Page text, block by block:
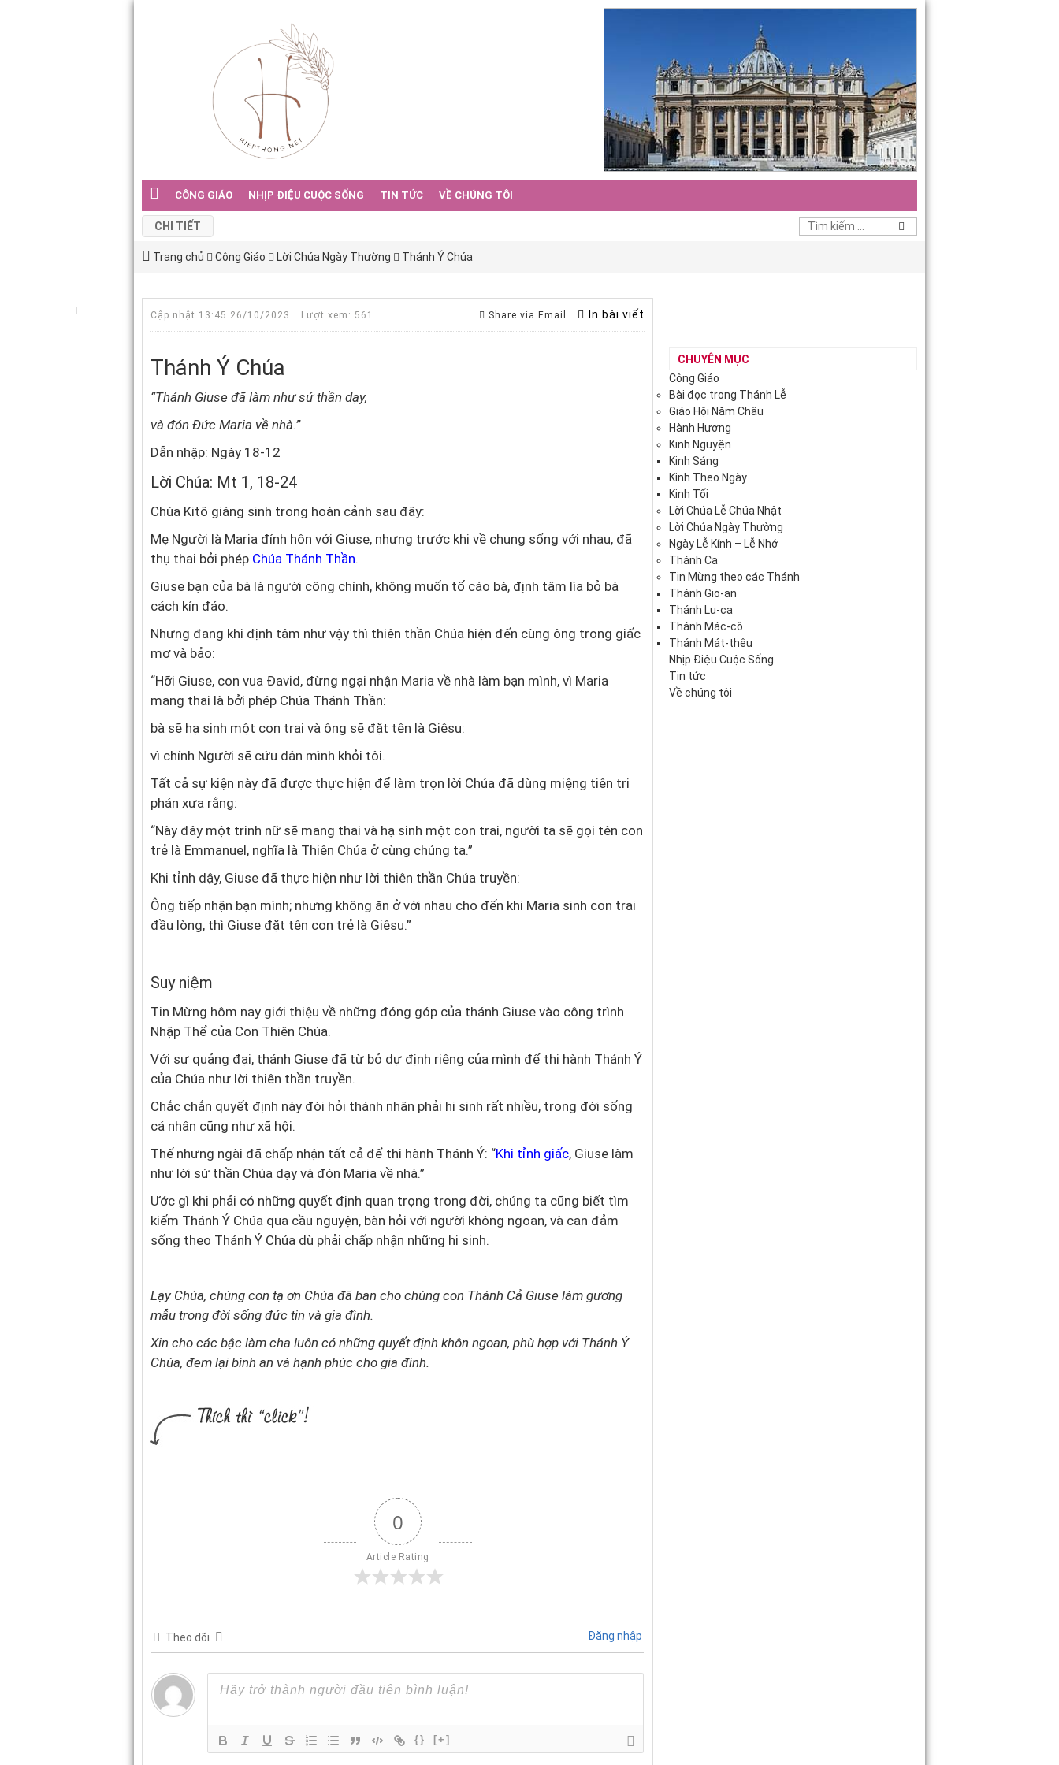
CÔNG GIÁO NHỊP ĐIỆU CUỘC SỐNG TIN TỨC VỀ CHÚNG TÔI
CHI TIẾT
Trang chủ Công Giáo Lời Chúa Ngày Thường Thánh Ý Chúa
Cập nhật 13:45 26/10/2023 Lượt xem: 561 Share via Email In bài viết
Thánh Ý Chúa
“Thánh Giuse đã làm như sứ thần dạy,
và đón Đức Maria về nhà.”
Dẫn nhập: Ngày 18-12
Lời Chúa: Mt 1, 18-24
Chúa Kitô giáng sinh trong hoàn cảnh sau đây:
Mẹ Người là Maria đính hôn với Giuse, nhưng trước khi về chung sống với nhau, đã
thụ thai bởi phép Chúa Thánh Thần.
Giuse bạn của bà là người công chính, không muốn tố cáo bà, định tâm lìa bỏ bà
cách kín đáo.
Nhưng đang khi định tâm như vậy thì thiên thần Chúa hiện đến cùng ông trong giấc
mơ và bảo:
“Hỡi Giuse, con vua Đavid, đừng ngại nhận Maria về nhà làm bạn mình, vì Maria
mang thai là bởi phép Chúa Thánh Thần:
bà sẽ hạ sinh một con trai và ông sẽ đặt tên là Giêsu:
vì chính Người sẽ cứu dân mình khỏi tôi.
Tất cả sự kiện này đã được thực hiện để làm trọn lời Chúa đã dùng miệng tiên tri
phán xưa rằng:
“Này đây một trinh nữ sẽ mang thai và hạ sinh một con trai, người ta sẽ gọi tên con
trẻ là Emmanuel, nghĩa là Thiên Chúa ở cùng chúng ta.”
Khi tỉnh dậy, Giuse đã thực hiện như lời thiên thần Chúa truyền:
Ông tiếp nhận bạn mình; nhưng không ăn ở với nhau cho đến khi Maria sinh con trai
đầu lòng, thì Giuse đặt tên con trẻ là Giêsu.”
Suy niệm
Tin Mừng hôm nay giới thiệu về những đóng góp của thánh Giuse vào công trình
Nhập Thể của Con Thiên Chúa.
Với sự quảng đại, thánh Giuse đã từ bỏ dự định riêng của mình để thi hành Thánh Ý
của Chúa như lời thiên thần truyền.
Chắc chắn quyết định này đòi hỏi thánh nhân phải hi sinh rất nhiều, trong đời sống
cá nhân cũng như xã hội.
Thế nhưng ngài đã chấp nhận tất cả để thi hành Thánh Ý: “Khi tỉnh giấc, Giuse làm
như lời sứ thần Chúa dạy và đón Maria về nhà.”
Ước gì khi phải có những quyết định quan trọng trong đời, chúng ta cũng biết tìm
kiếm Thánh Ý Chúa qua cầu nguyện, bàn hỏi với người không ngoan, và can đảm
sống theo Thánh Ý Chúa dù phải chấp nhận những hi sinh.
Lạy Chúa, chúng con tạ ơn Chúa đã ban cho chúng con Thánh Cả Giuse làm gương
mẫu trong đời sống đức tin và gia đình.
Xin cho các bậc làm cha luôn có những quyết định khôn ngoan, phù hợp với Thánh Ý
Chúa, đem lại bình an và hạnh phúc cho gia đình.
0
Article Rating
Theo dõi Đăng nhập
{} [+]
CHUYÊN MỤC
Công Giáo
Bài đọc trong Thánh Lễ
Giáo Hội Năm Châu
Hành Hương
Kinh Nguyện
Kinh Sáng
Kinh Theo Ngày
Kinh Tối
Lời Chúa Lễ Chúa Nhật
Lời Chúa Ngày Thường
Ngày Lễ Kính – Lễ Nhớ
Thánh Ca
Tin Mừng theo các Thánh
Thánh Gio-an
Thánh Lu-ca
Thánh Mác-cô
Thánh Mát-thêu
Nhịp Điệu Cuộc Sống
Tin tức
Về chúng tôi